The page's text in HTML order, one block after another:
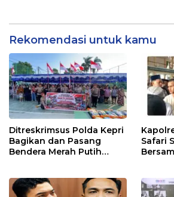
Rekomendasi untuk kamu
Ditreskrimsus Polda Kepri
Bagikan dan Pasang
Bendera Merah Putih
Kebangsaan.
Safari